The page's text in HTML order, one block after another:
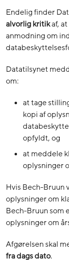
Endelig finder
alvorligkritikaf,
anmodning om
Datatilsynet
om:
at tage
kopi af
opfyldt, og
at meddele
oplysninger
Hvis Bech-Bruun
oplysninger om
Bech-Bruun som
oplysninger om
Afgørelsen skal
fra dags dato.